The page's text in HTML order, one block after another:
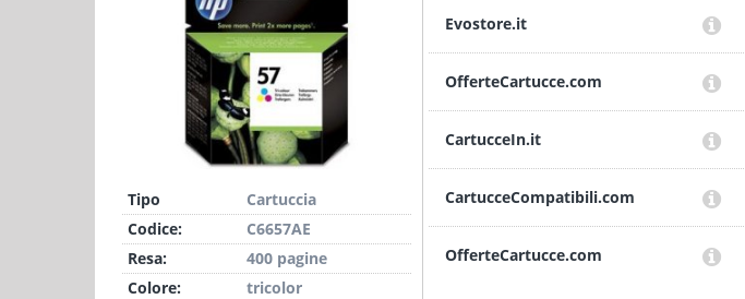
Tipo
Cartuccia
Codice:
C6657AE
Resa:
400 pagine
Colore:
tricolor
Evostore.it
OfferteCartucce.com
CartucceIn.it
CartucceCompatibili.com
OfferteCartucce.com